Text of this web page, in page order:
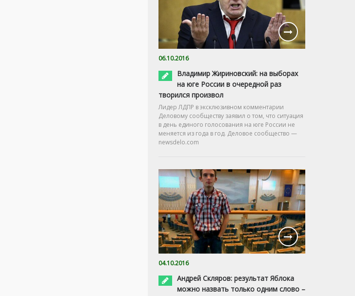
06.10.2016
Владимир Жириновский: на выборах
на юге России в очередной раз
творился произвол
Лидер ЛДПР в эксклюзивном комментарии
Деловому сообществу заявил о том, что ситуация
в день единого голосования на юге России не
меняется из года в год. Деловое сообщество —
newsdelo.com
04.10.2016
Андрей Скляров: результат Яблока
можно назвать только одним слово –